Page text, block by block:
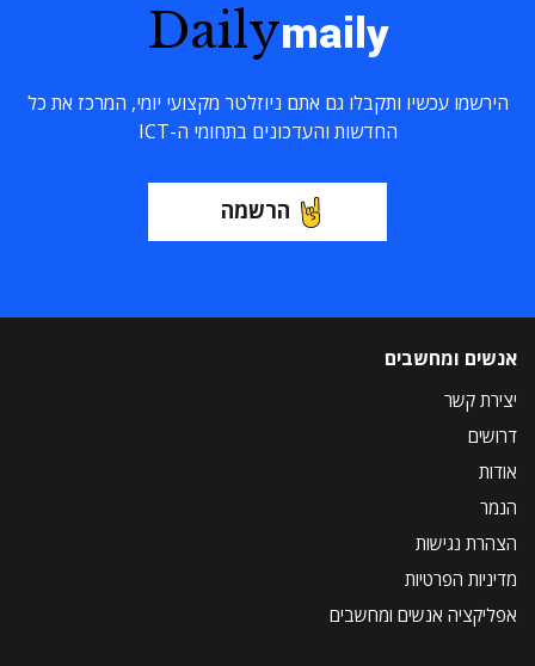
Dailymaily
הירשמו עכשיו ותקבלו גם אתם ניוזלטר מקצועי יומי, המרכז את כל
החדשות והעדכונים בתחומי ה-ICT
הרשמה
אנשים ומחשבים
יצירת קשר
דרושים
אודות
הנמר
הצהרת נגישות
מדיניות הפרטיות
אפליקציה אנשים ומחשבים